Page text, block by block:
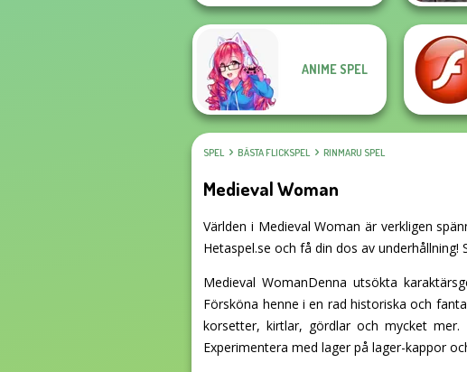
ANIME SPEL
SPEL BÄSTA FLICKSPEL RINMARU SPEL
Medieval Woman
Världen i Medieval Woman är verkligen
Hetaspel.se och få din dos av
Medieval WomanDenna utsökta
Försköna henne i en rad historiska och
korsetter, kirtlar, gördlar och mycket
Experimentera med lager på lager-kappor